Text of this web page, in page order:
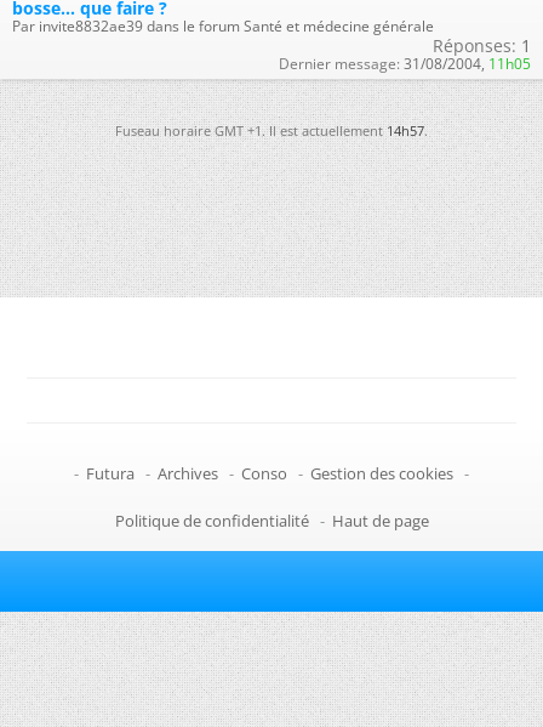
bosse... que faire ?
Par invite8832ae39 dans le forum Santé et médecine générale
Réponses: 1
Dernier message: 31/08/2004, 11h05
Fuseau horaire GMT +1. Il est actuellement14h57.
- Futura - Archives - Conso - Gestion des cookies -
Politique de confidentialité - Haut de page